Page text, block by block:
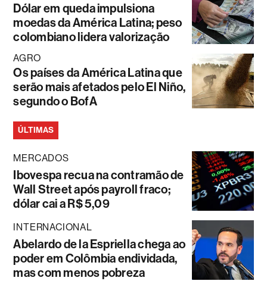
Dólar em queda impulsiona
moedas da América Latina; peso
colombiano lidera valorização
AGRO
Os países da América Latina que
serão mais afetados pelo El Niño,
segundo o BofA
ÚLTIMAS
MERCADOS
Ibovespa recua na contramão de
Wall Street após payroll fraco;
dólar cai a R$ 5,09
INTERNACIONAL
Abelardo de la Espriella chega ao
poder em Colômbia endividada,
mas com menos pobreza